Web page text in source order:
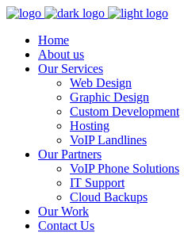
Home
About us
Our Services
Web Design
Graphic Design
Custom Development
Hosting
VoIP Landlines
Our Partners
VoIP Phone Solutions
IT Support
Cloud Backups
Our Work
Contact Us